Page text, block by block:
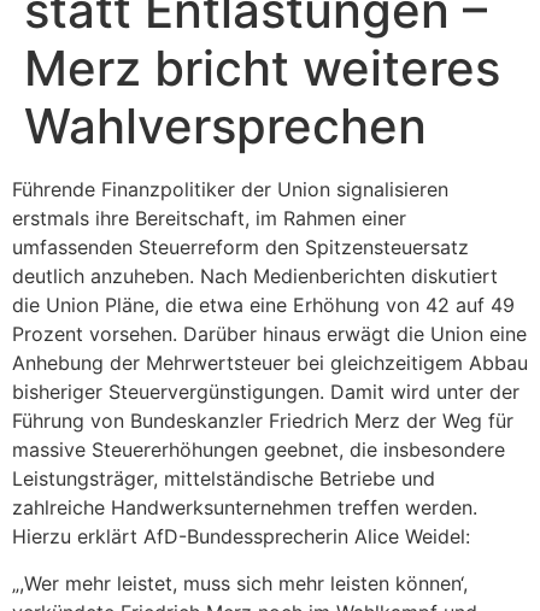
Merz bricht weiteres
Wahlversprechen
Führende Finanzpolitiker der Union signalisieren
erstmals ihre Bereitschaft, im Rahmen einer
umfassenden Steuerreform den Spitzensteuersatz
deutlich anzuheben. Nach Medienberichten diskutiert
die Union Pläne, die etwa eine Erhöhung von 42 auf 49
Prozent vorsehen. Darüber hinaus erwägt die Union eine
Anhebung der Mehrwertsteuer bei gleichzeitigem Abbau
bisheriger Steuervergünstigungen. Damit wird unter der
Führung von Bundeskanzler Friedrich Merz der Weg für
massive Steuererhöhungen geebnet, die insbesondere
Leistungsträger, mittelständische Betriebe und
zahlreiche Handwerksunternehmen treffen werden.
Hierzu erklärt AfD-Bundessprecherin Alice Weidel:
„,Wer mehr leistet, muss sich mehr leisten können‘,